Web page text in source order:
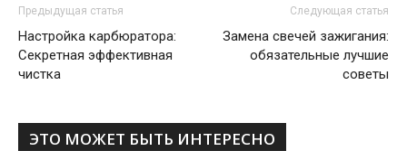
Предыдущая статья
Настройка карбюратора:
Секретная эффективная
чистка
Следующая статья
Замена свечей зажигания:
обязательные лучшие
советы
ЭТО МОЖЕТ БЫТЬ ИНТЕРЕСНО